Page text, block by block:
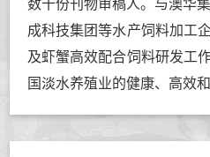
数十份刊物审稿人。 与澳华
成科技集团等水产饲料加工
及虾蟹高效配合饲料研发工
国淡水养殖业的健康、高效